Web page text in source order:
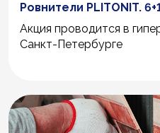
Ровнители PLITONIT.
Акция проводится в
Санкт-Петербурге